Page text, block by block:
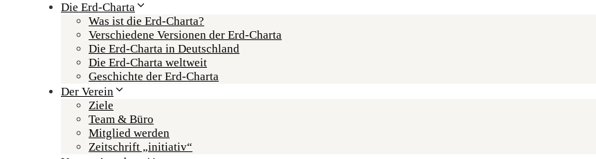
Die Erd-Charta
Was ist die Erd-Charta?
Verschiedene Versionen der Erd-Charta
Die Erd-Charta in Deutschland
Die Erd-Charta weltweit
Geschichte der Erd-Charta
Der Verein
Ziele
Team & Büro
Mitglied werden
Zeitschrift „initiativ“